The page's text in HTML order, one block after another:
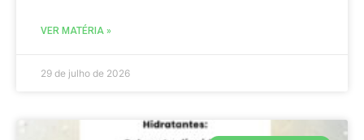
VER MATÉRIA »
29 de julho de 2026